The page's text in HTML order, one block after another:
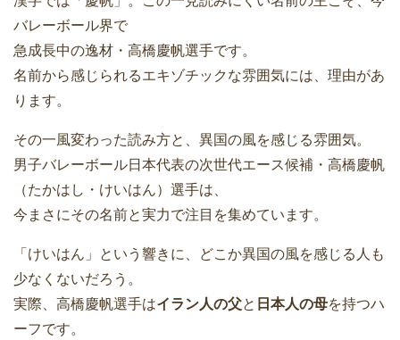
バレーボール界で
急成長中の逸材・高橋慶帆選手です。
名前から感じられるエキゾチックな雰囲気には、理由があ
ります。
その一風変わった読み方と、異国の風を感じる雰囲気。
男子バレーボール日本代表の次世代エース候補・高橋慶帆
（たかはし・けいはん）選手は、
今まさにその名前と実力で注目を集めています。
「けいはん」という響きに、どこか異国の風を感じる人も
少なくないだろう。
実際、高橋慶帆選手はイラン人の父と 日本人の母を持つハ
ーフです。